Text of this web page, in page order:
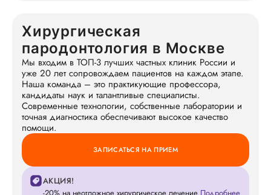
Хирургическая
пародонтология в Москве
Мы входим в ТОП-3 лучших частных клиник России и
уже 20 лет сопровождаем пациентов на каждом этапе.
Наша команда – это практикующие профессора,
кандидаты наук и талантливые специалисты.
Современные технологии, собственные лаборатории и
точная диагностика обеспечивают высокое качество
помощи.
ЗАПИСАТЬСЯ НА ПРИЕМ
АКЦИЯ!